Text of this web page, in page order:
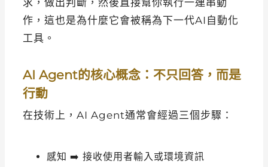
求，做出判斷，然後直接幫你執行一連串動
作，這也是為什麼它會被稱為下一代AI自動化
工具。
AI Agent的核心概念：不只回答，而是
行動
在技術上，AI Agent通常會經過三個步驟：
感知 ➡️ 接收使用者輸入或環境資訊